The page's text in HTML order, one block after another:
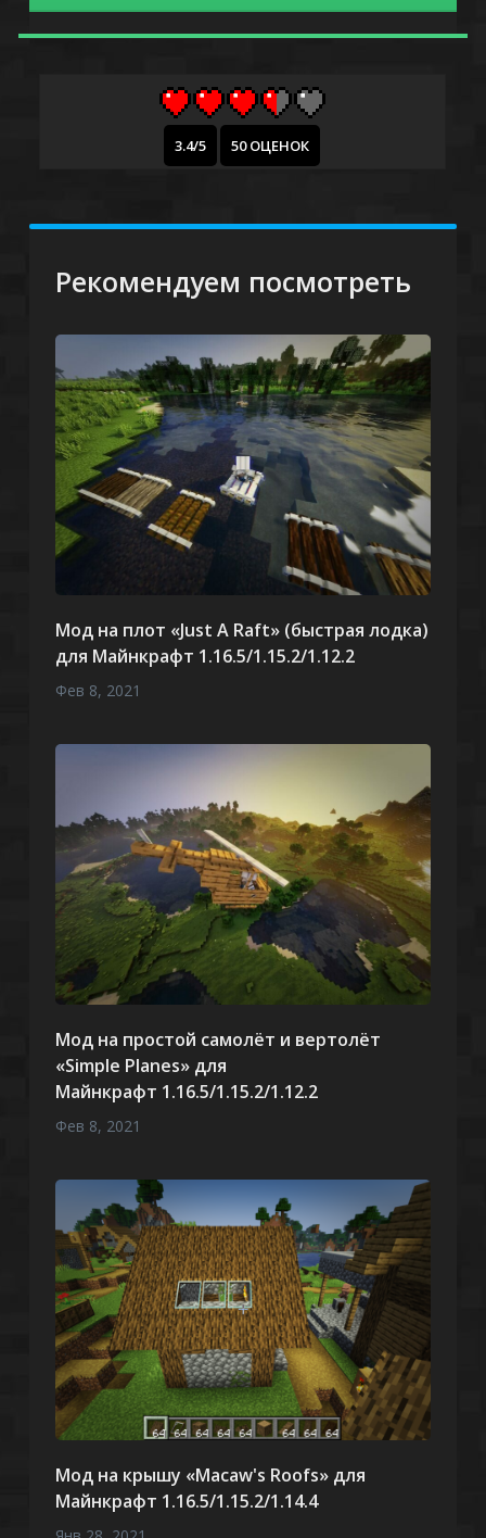
3.4/5 50 ОЦЕНОК
Рекомендуем посмотреть
Мод на плот «Just A Raft» (быстрая лодка)
для Майнкрафт 1.16.5/1.15.2/1.12.2
Фев 8, 2021
Мод на простой самолёт и вертолёт
«Simple Planes» для
Майнкрафт 1.16.5/1.15.2/1.12.2
Фев 8, 2021
Мод на крышу «Macaw's Roofs» для
Майнкрафт 1.16.5/1.15.2/1.14.4